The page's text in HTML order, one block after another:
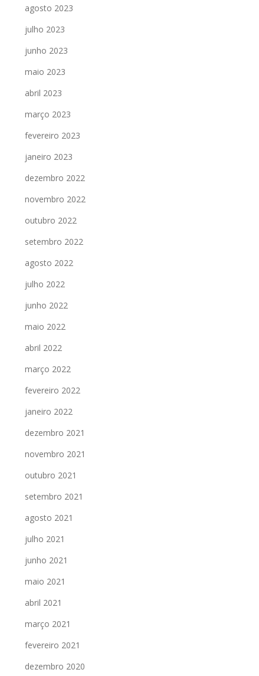
agosto 2023
julho 2023
junho 2023
maio 2023
abril 2023
março 2023
fevereiro 2023
janeiro 2023
dezembro 2022
novembro 2022
outubro 2022
setembro 2022
agosto 2022
julho 2022
junho 2022
maio 2022
abril 2022
março 2022
fevereiro 2022
janeiro 2022
dezembro 2021
novembro 2021
outubro 2021
setembro 2021
agosto 2021
julho 2021
junho 2021
maio 2021
abril 2021
março 2021
fevereiro 2021
dezembro 2020